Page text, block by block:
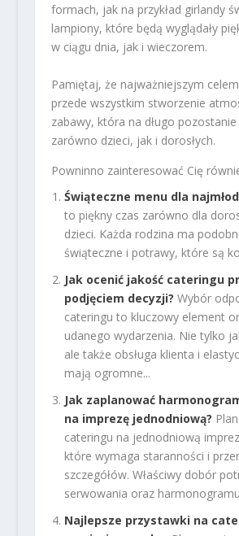
formach, jak na przykład girlandy
lampiony, które będą wyglądały
w ciągu dnia, jak i wieczorem.
Pamiętaj, że najważniejszym
przede wszystkim stworzenie
zabawy, która na długo
zarówno dzieci, jak i dorosłych.
Powninno zainteresować Cię
Świąteczne menu dla
to piękny czas zarówno dla
dzieci. Każda rodzina ma
świąteczne i potrawy, które są
Jak ocenić jakość cateringu
podjęciem decyzji? Wybór
cateringu to kluczowy element
udanego wydarzenia. Nie tylko
ale także obsługa klienta i
mają ogromne...
Jak zaplanować
na imprezę jednodniową?
cateringu na jednodniową
które wymaga staranności i
szczegółów. Właściwy dobór
serwowania oraz
Najlepsze przystawki na